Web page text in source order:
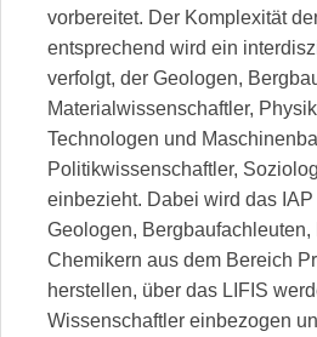
vorbereitet. Der Komplexität
entsprechend wird ein
verfolgt, der Geologen,
Materialwissenschaftler,
Technologen und
Politikwissenschaftler,
einbezieht. Dabei wird das
Geologen, Bergbaufachleuten,
Chemikern aus dem Bereich
herstellen, über das LIFIS
Wissenschaftler einbezogen